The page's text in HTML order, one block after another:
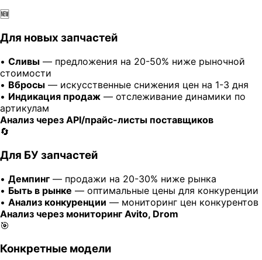
🆕
Для новых запчастей
• Сливы — предложения на 20-50% ниже рыночной
стоимости
• Вбросы — искусственные снижения цен на 1-3 дня
• Индикация продаж — отслеживание динамики по
артикулам
Анализ через API/прайс-листы поставщиков
🔄
Для БУ запчастей
• Демпинг — продажи на 20-30% ниже рынка
• Быть в рынке — оптимальные цены для конкуренции
• Анализ конкуренции — мониторинг цен конкурентов
Анализ через мониторинг Avito, Drom
🎯
Конкретные модели